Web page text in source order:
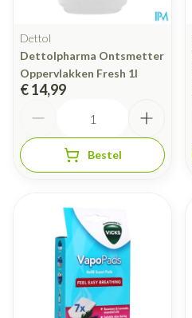
Dettol
Dettolpharma Ontsmetter
Oppervlakken Fresh 1l
€ 14,99
Bestel